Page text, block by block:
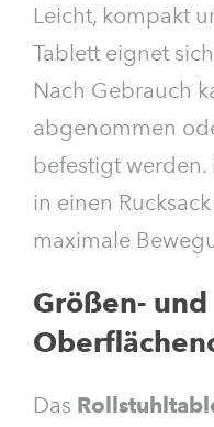
Leicht, kompakt
Tablett eignet
Nach Gebrauch
abgenommen
befestigt werden.
in einen
maximale
Größen- und
Das